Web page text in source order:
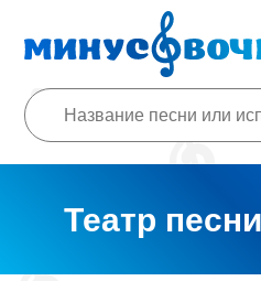
Театр